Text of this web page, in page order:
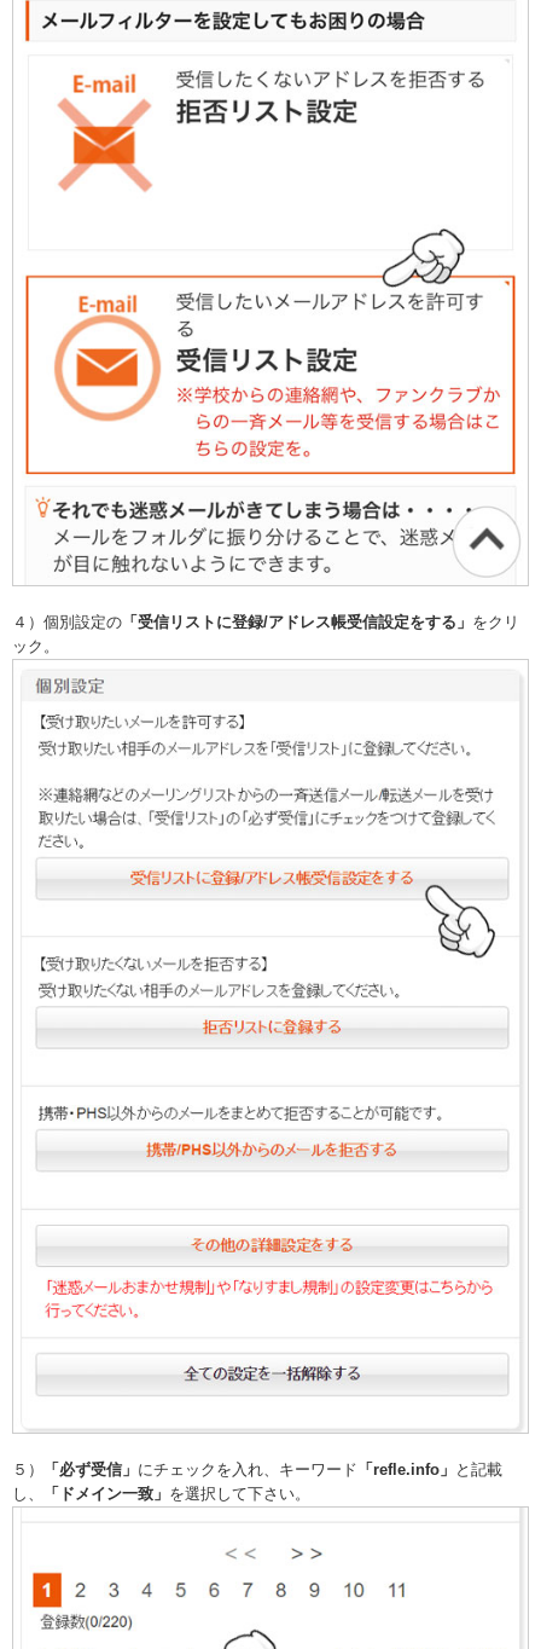
４）個別設定の 「受信リストに登録/アドレス帳受信設定をする」 をクリ
ック。
５） 「必ず受信」 にチェックを入れ、キーワード 「refle.info」 と記載
し、
「ドメイン一致」 を選択して下さい。